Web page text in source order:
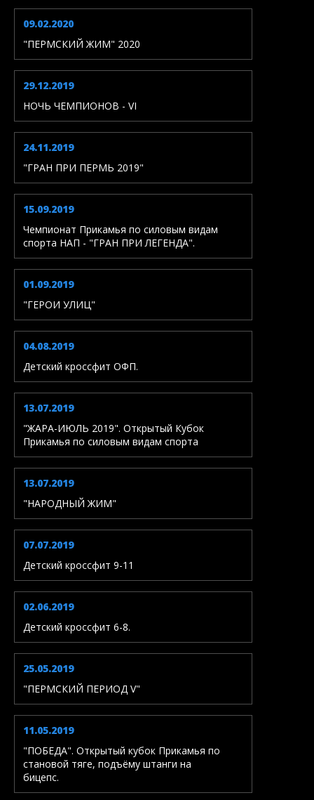
09.02.2020
"ПЕРМСКИЙ ЖИМ" 2020
29.12.2019
НОЧЬ ЧЕМПИОНОВ - VI
24.11.2019
"ГРАН ПРИ ПЕРМЬ 2019"
15.09.2019
Чемпионат Прикамья по силовым видам
спорта НАП - "ГРАН ПРИ ЛЕГЕНДА".
01.09.2019
"ГЕРОИ УЛИЦ"
04.08.2019
Детский кроссфит ОФП.
13.07.2019
"ЖАРА-ИЮЛЬ 2019". Открытый Кубок
Прикамья по силовым видам спорта
13.07.2019
"НАРОДНЫЙ ЖИМ"
07.07.2019
Детский кроссфит 9-11
02.06.2019
Детский кроссфит 6-8.
25.05.2019
"ПЕРМСКИЙ ПЕРИОД V"
11.05.2019
"ПОБЕДА". Открытый кубок Прикамья по
становой тяге, подъёму штанги на
бицепс.